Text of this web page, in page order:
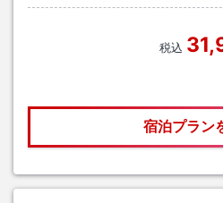
前バス停下車→徒歩約７分
税込
宿泊プラン